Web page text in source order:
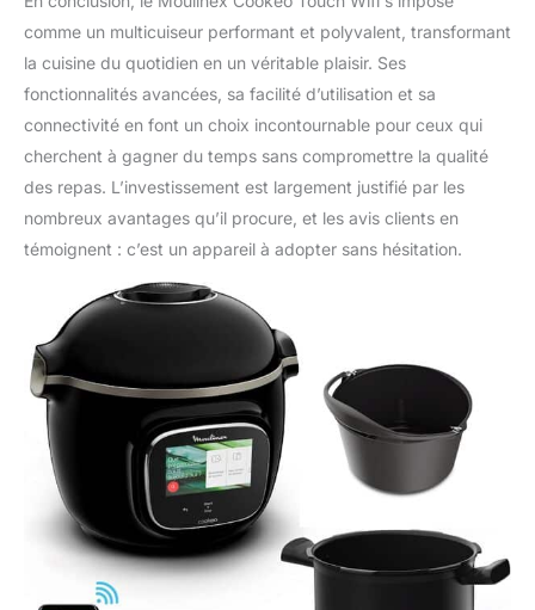
comme un multicuiseur performant et polyvalent, transformant
la cuisine du quotidien en un véritable plaisir. Ses
fonctionnalités avancées, sa facilité d’utilisation et sa
connectivité en font un choix incontournable pour ceux qui
cherchent à gagner du temps sans compromettre la qualité
des repas. L’investissement est largement justifié par les
nombreux avantages qu’il procure, et les avis clients en
témoignent : c’est un appareil à adopter sans hésitation.